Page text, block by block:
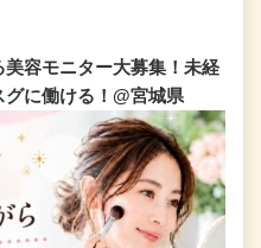
容モニター大募集！未経
に働ける！@宮城県